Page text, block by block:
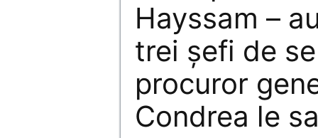
Hayssam –
trei șefi de
procuror
Condrea le